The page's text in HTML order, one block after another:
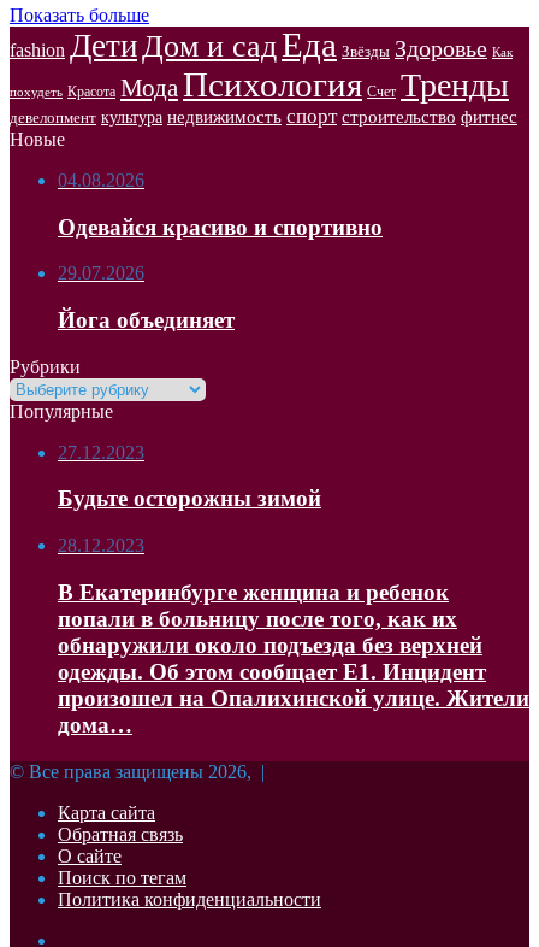
Показать больше
fashion ДетиДом и садЕда Звёзды Здоровье Как
похудеть Красота Мода Психология Счет Тренды
девелопмент культура недвижимость спорт строительство фитнес
Новые
04.08.2026
Одевайся красиво и спортивно
29.07.2026
Йога объединяет
Рубрики
Рубрики
Популярные
27.12.2023
Будьте осторожны зимой
28.12.2023
В Екатеринбурге женщина и ребенок
попали в больницу после того, как их
обнаружили около подъезда без верхней
одежды. Об этом сообщает Е1. Инцидент
произошел на Опалихинской улице. Жители
дома…
© Все права защищены 2026, |
Карта сайта
Обратная связь
О сайте
Поиск по тегам
Политика конфиденциальности